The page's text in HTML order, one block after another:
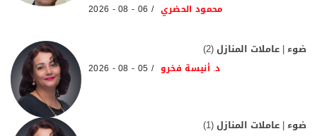
محمود الحضري 06 - 08 - 2026
ضوء | عاملات المنازل (2)
د. أنيسة فخرو 05 - 08 - 2026
ضوء | عاملات المنازل (1)